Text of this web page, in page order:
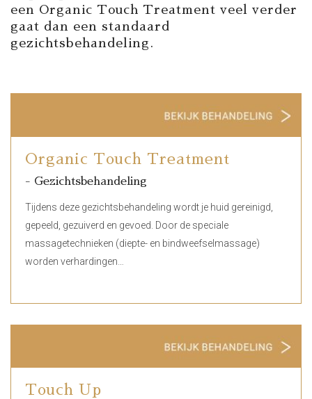
een Organic Touch Treatment veel verder
gaat dan een standaard
gezichtsbehandeling.
Organic Touch Treatment
- Gezichtsbehandeling
Tijdens deze gezichtsbehandeling wordt je huid gereinigd,
gepeeld, gezuiverd en gevoed. Door de speciale
massagetechnieken (diepte- en bindweefselmassage)
worden verhardingen…
Touch Up